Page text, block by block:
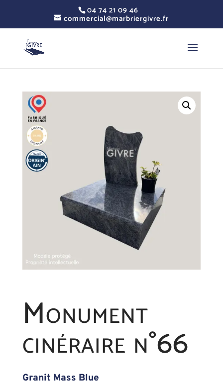
04 74 21 09 46
commercial@marbriergivre.fr
Monument
cinéraire n°66
Granit Mass Blue